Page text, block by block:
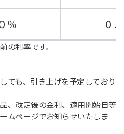
％ ０
の利率です。
ても、引き上げを予定しており
、改定後の金利、適用開始日等
ムページでお知らせいたしま